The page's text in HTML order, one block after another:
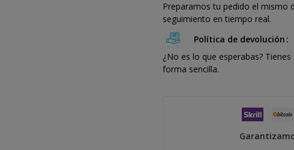
Preparamos tu pedido el mismo
seguimiento en tiempo real.
Política de devolución
¿No es lo que esperabas?
forma sencilla.